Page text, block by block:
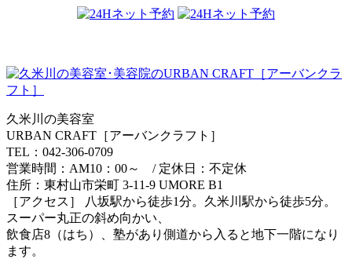
久米川の美容室
URBAN CRAFT［アーバンクラフト］
TEL：042-306-0709
営業時間：AM10：00～ / 定休日：不定休
住所：東村山市栄町 3-11-9 UMORE B1
［アクセス］ 八坂駅から徒歩1分。久米川駅から徒歩5分。
スーパー丸正の斜め向かい、
飲食店8（はち）、塾があり側道から入ると地下一階になり
ます。